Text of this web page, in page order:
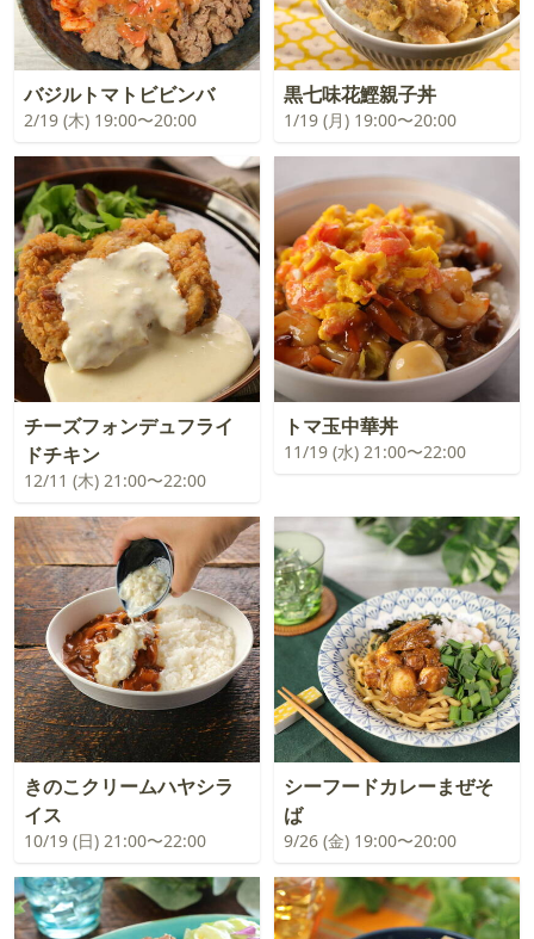
バジルトマトビビンバ
2/19 (木) 19:00〜20:00
黒七味花鰹親子丼
1/19 (月) 19:00〜20:00
チーズフォンデュフライ
ドチキン
12/11 (木) 21:00〜22:00
トマ玉中華丼
11/19 (水) 21:00〜22:00
きのこクリームハヤシラ
イス
10/19 (日) 21:00〜22:00
シーフードカレーまぜそ
ば
9/26 (金) 19:00〜20:00